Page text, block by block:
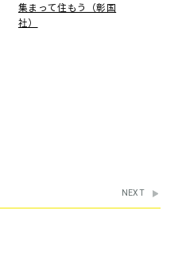
集まって住もう（彰国
社）
NEXT